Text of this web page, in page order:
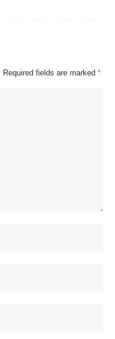
Required fields are marked *